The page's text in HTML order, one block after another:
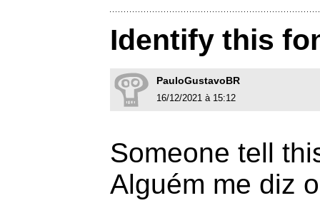
Identify this
PauloGustavoBR
16/12/2021 à 15:12
Someone tell
Alguém me diz